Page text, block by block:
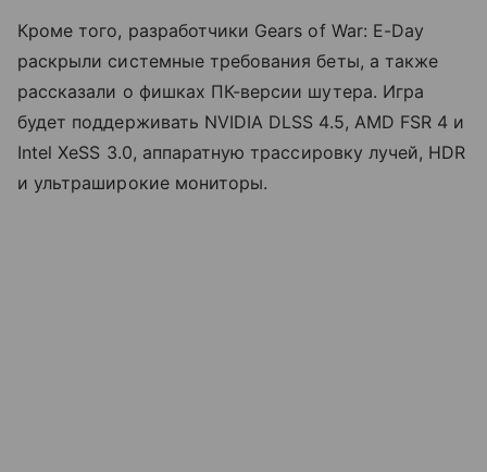
Кроме того, разработчики Gears of War: E-Day
раскрыли системные требования беты, а также
рассказали о фишках ПК-версии шутера. Игра
будет поддерживать NVIDIA DLSS 4.5, AMD FSR 4 и
Intel XeSS 3.0, аппаратную трассировку лучей, HDR
и ультраширокие мониторы.